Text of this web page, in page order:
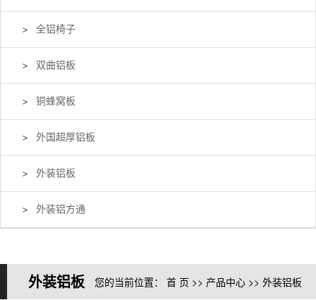
全铝椅子
双曲铝板
铜蜂窝板
外国超厚铝板
外装铝板
外装铝方通
外装铝板 您的当前位置： 首 页 >> 产品中心 >> 外装铝板